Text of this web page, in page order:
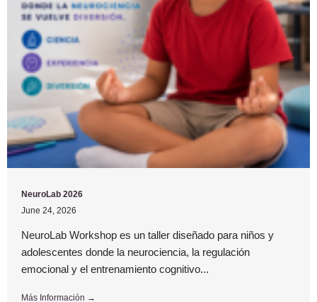
NeuroLab 2026
June 24, 2026
NeuroLab Workshop es un taller diseñado para niños y
adolescentes donde la neurociencia, la regulación
emocional y el entrenamiento cognitivo...
Más Información →